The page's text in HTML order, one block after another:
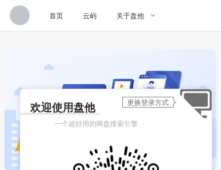
首页 云屿 关于盘他
欢迎使用盘他
一个超好用的网盘搜索引擎